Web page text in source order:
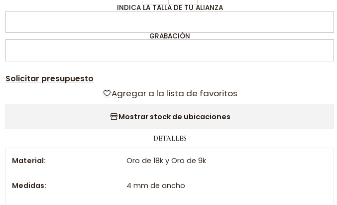
INDICA LA TALLA DE TU ALIANZA
GRABACIÓN
Solicitar presupuesto
Agregar a la lista de favoritos
Mostrar stock de ubicaciones
DETALLES
Material: Oro de 18k y Oro de 9k
Medidas: 4 mm de ancho